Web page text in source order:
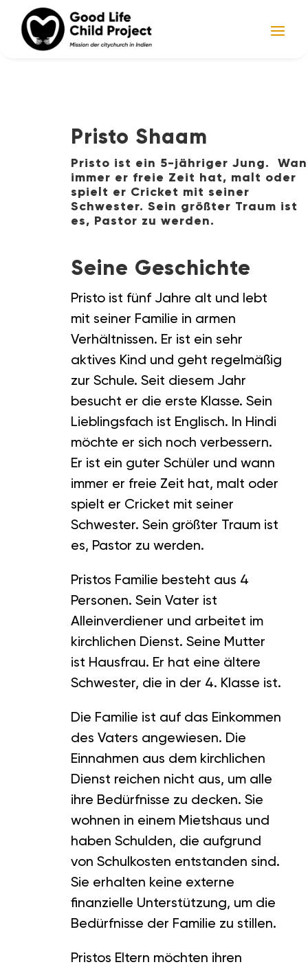
Pristo Shaam
Pristo ist ein 5-jähriger Jung.
immer er freie Zeit hat, malt oder
spielt er Cricket mit seiner
Schwester. Sein größter Traum ist
es, Pastor zu werden.
Seine Geschichte
Pristo ist fünf Jahre alt und lebt
mit seiner Familie in armen
Verhältnissen. Er ist ein sehr
aktives Kind und geht regelmäßig
zur Schule. Seit diesem Jahr
besucht er die erste Klasse. Sein
Lieblingsfach ist Englisch. In Hindi
möchte er sich noch verbessern.
Er ist ein guter Schüler und wann
immer er freie Zeit hat, malt oder
spielt er Cricket mit seiner
Schwester. Sein größter Traum ist
es, Pastor zu werden.
Pristos Familie besteht aus 4
Personen. Sein Vater ist
Alleinverdiener und arbeitet im
kirchlichen Dienst. Seine Mutter
ist Hausfrau. Er hat eine ältere
Schwester, die in der 4. Klasse ist.
Die Familie ist auf das Einkommen
des Vaters angewiesen. Die
Einnahmen aus dem kirchlichen
Dienst reichen nicht aus, um alle
ihre Bedürfnisse zu decken. Sie
wohnen in einem Mietshaus und
haben Schulden, die aufgrund
von Schulkosten entstanden sind.
Sie erhalten keine externe
finanzielle Unterstützung, um die
Bedürfnisse der Familie zu stillen.
Pristos Eltern möchten ihren